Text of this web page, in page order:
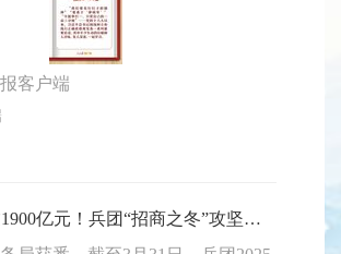
客户端
签约金额逾1900亿元！兵团“招商之冬”攻坚行动圆满收官